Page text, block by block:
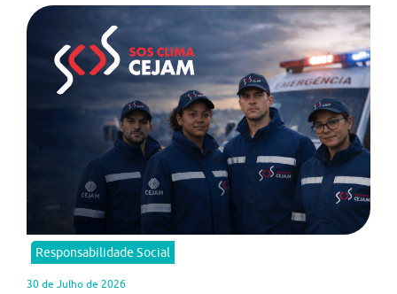
Responsabilidade Social
30 de Julho de 2026